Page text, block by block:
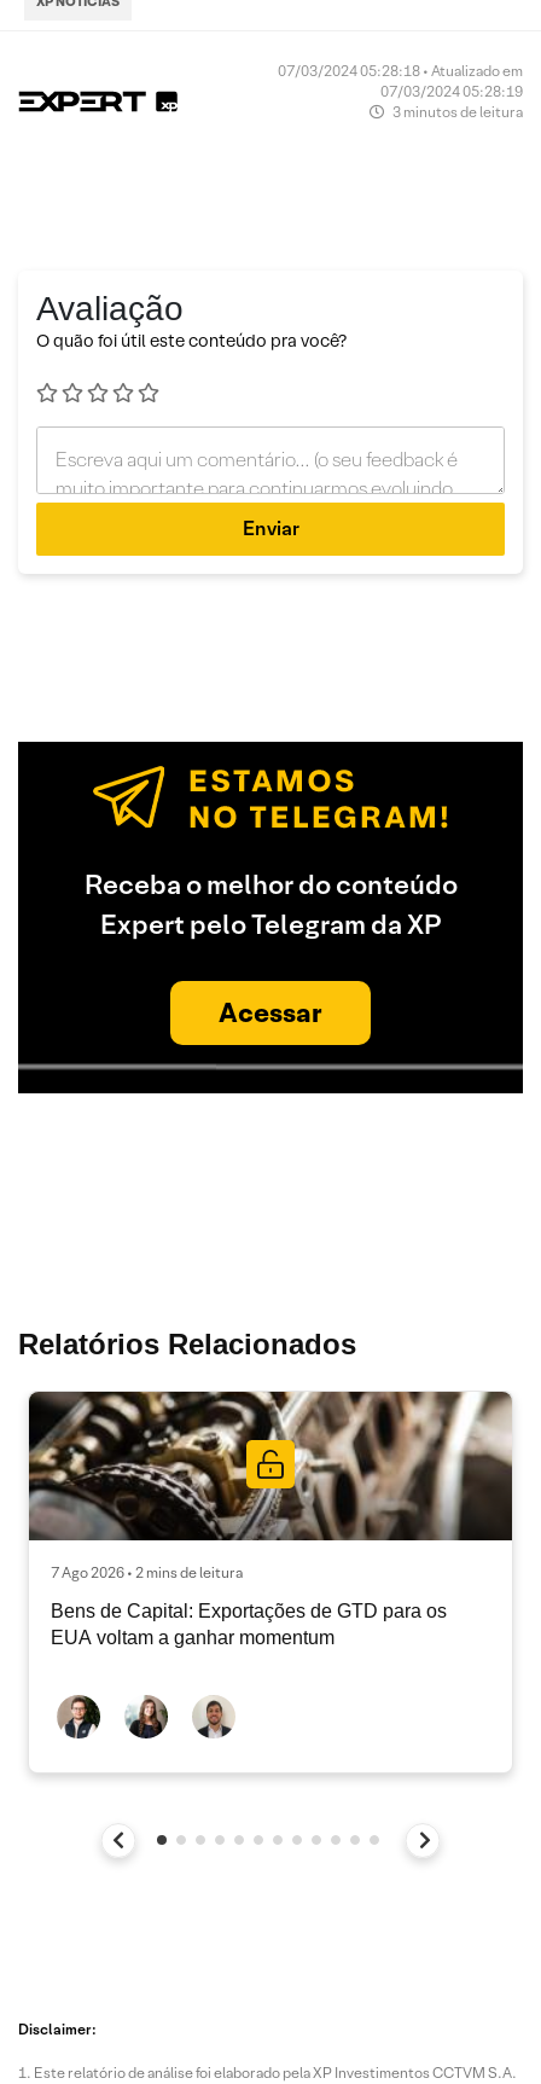
07/03/2024 05:28:18 • Atualizado em
07/03/2024 05:28:19
3 minutos de leitura
Avaliação
O quão foi útil este conteúdo pra você?
Enviar
Receba o melhor do conteúdo
Expert pelo Telegram da XP
Acessar
Relatórios Relacionados
7 Ago 2026 • 2 mins de leitura
Bens de Capital: Exportações de GTD para os
EUA voltam a ganhar momentum
Disclaimer:
Este relatório de análise foi elaborado pela XP Investimentos CCTVM S.A.